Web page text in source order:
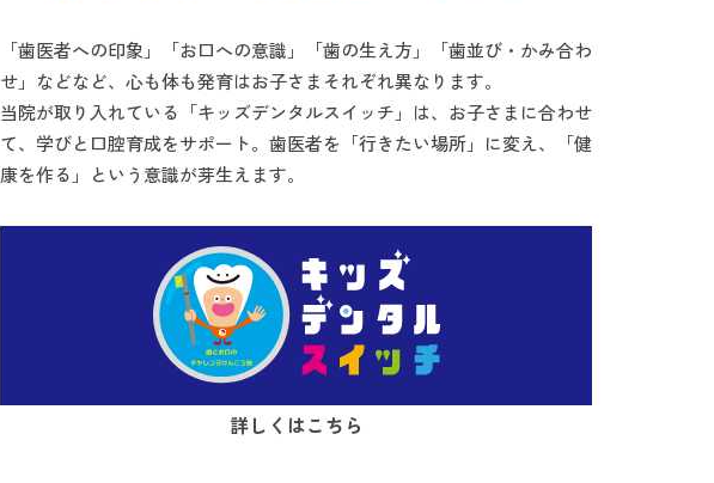
「歯医者への印象」「お口への意識」「歯の生え方」「歯並び・かみ合わ
せ」などなど、心も体も発育はお子さまそれぞれ異なります。
当院が取り入れている「キッズデンタルスイッチ」は、お子さまに合わせ
て、学びと口腔育成をサポート。歯医者を「行きたい場所」に変え、「健
康を作る」という意識が芽生えます。
詳しくはこちら